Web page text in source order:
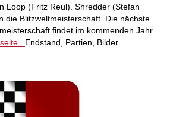
Loop (Fritz Reul). Shredder (Stefan
die Blitzweltmeisterschaft. Die nächste
findet im kommenden Jahr
Endstand, Partien, Bilder...